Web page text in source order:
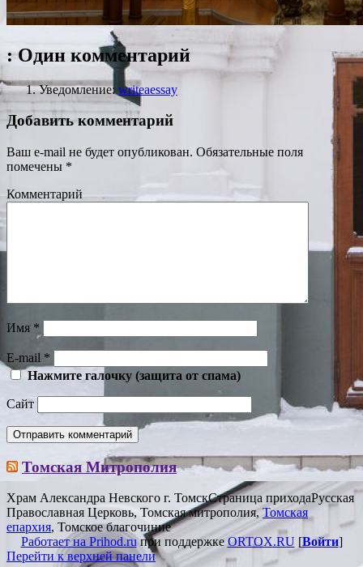
: Один комментарий
Уведомление: writeaessay
Добавить комментарий
Ваш e-mail не будет опубликован. Обязательные поля
помечены *
Комментарий
Имя *
E-mail *
Нажмите галочку (защита от спама)
Сайт
Томская Митрополия
Храм Александра Невского г. ТомскСтраница приходаРусская
Православная Церковь, Томская митрополия,Томская
епархия, Томское благочиние
Работает на Prihod.ruпри поддержкеORTOX.RU [Войти]
Перейти к верхней панели